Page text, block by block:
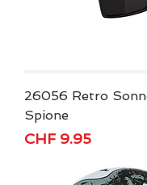
26056 Retro
Spione
Price
CHF 9.95